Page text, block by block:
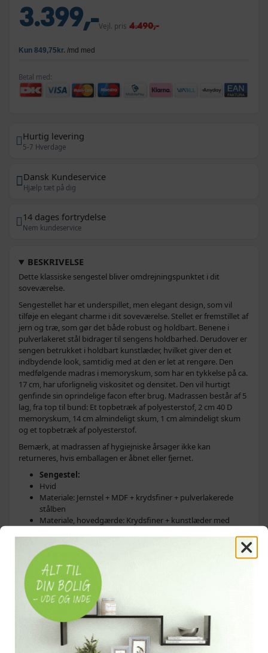
3.399,-Vejl. pris 4.490,-
Betal med:
Hurtig levering
5-7 Hverdage
Dansk Kundeservice
Hjælp tæt på dig
14 dages fortrydelse
Nem kundeservice
BESKRIVELSE
Dette klassiske sengestel bliver omdrejningspunktet i dit
soveværelse.
Sengestellet har et underspillet, men elegant design, som vil
tilføje en elegant charme i dit soveværelse. Stellet er fremstillet af
jern og træ, som gør det både robust og holdbart. Benene i
pulverlakeret stål bidrager til sengens holdbarhed. Derudover er
sengen betrukket i holdbart kunstlæder, hvilket giver den et
indbydende look, samtidig med at den er let at rengøre. Den
medfølgende madras i memoryskum, som har en tykkelse på ca.
17 cm, har uforlignelig viskositet og densitet. Den vil hurtigt
genfinde sin oprindelige facon efter brug. Madrassen består af 5
lag, fra top til bund: Et topbetræk af polyesterstof, 2 cm 40 D
memoryskum, 14 cm almindeligt skum, 1 cm almindeligt skum
og et topbetræk af polyesterstof.
Bemærk, at madrassen af hygiejniske årsager ikke kan
returneres, hvis emballagen er åbnet eller fjernet.
Sengestel:
Hvid
Materiale: Jernstel + MDF + krydsfiner + pulverlakerede
stålben
Materiale, hovedgærde: Krydsfiner + kunstlæder med
Produktmål: 223 x 145 x 69,5 cm (L x B x H)
Hukommelsesskummadras:
Hvid
Materiale: 100 % polyester
Mål: 200 x 140 x 17 cm (L x B x H)
Lavet af 5 lag
Relaterede søgninger
dobbeltsenge betrukket seng